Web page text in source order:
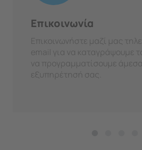
Επικοινωνία
Επικοινωνήστε μαζί μας
email για να καταγράψουμε
να προγραμματίσουμε
εξυπηρέτησή σας.